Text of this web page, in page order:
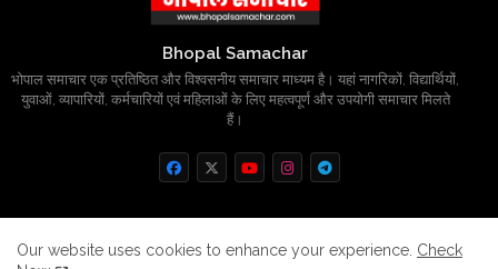
Bhopal Samachar
भोपाल समाचार एक प्रतिष्ठित और विश्वसनीय समाचार माध्यम है। यहां नागरिकों, विद्यार्थियों,
युवाओं, व्यापारियों, कर्मचारियों एवं महिलाओं के लिए महत्वपूर्ण और उपयोगी समाचार मिलते
हैं।
Home About Contact us Privacy Policy
Our website uses cookies to enhance your experience. Check